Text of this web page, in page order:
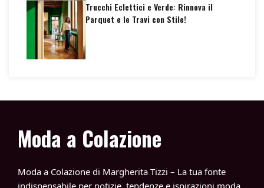
Trucchi Eclettici e Verde: Rinnova il
Parquet e le Travi con Stile!
Moda a Colazione
Moda a Colazione di Margherita Tizzi – La tua fonte
indispensabile per notizie, tendenze e ispirazioni moda,